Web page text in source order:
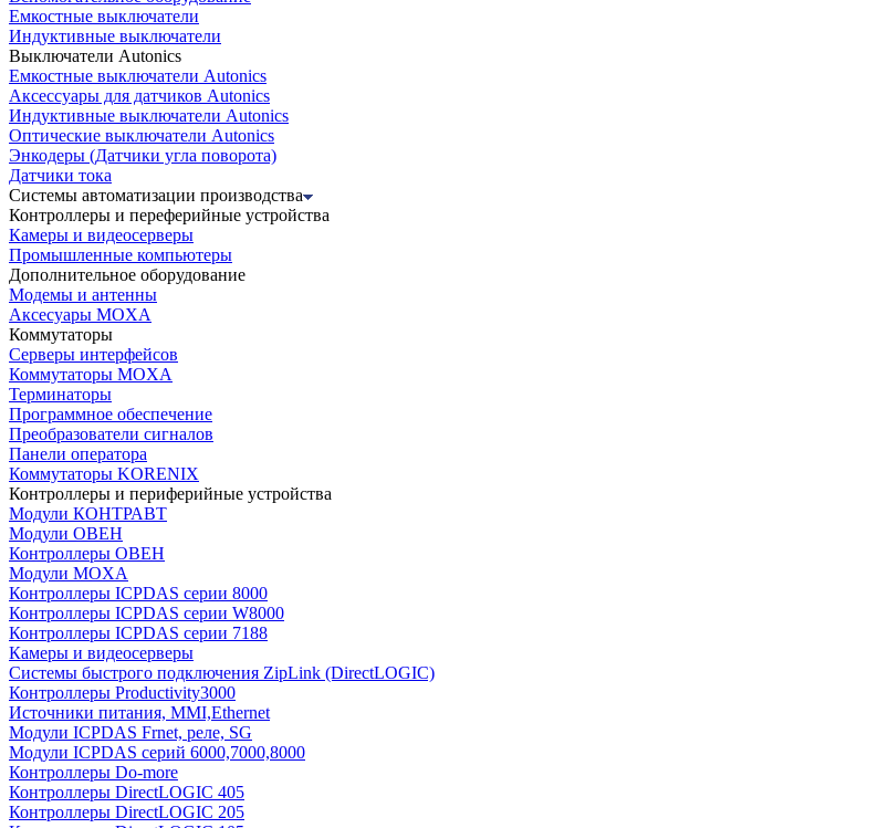
Емкостные выключатели
Индуктивные выключатели
Выключатели Autonics
Емкостные выключатели Autonics
Аксессуары для датчиков Autonics
Индуктивные выключатели Autonics
Оптические выключатели Autonics
Энкодеры (Датчики угла поворота)
Датчики тока
Системы автоматизации производства
Контроллеры и переферийные устройства
Камеры и видеосерверы
Промышленные компьютеры
Дополнительное оборудование
Модемы и антенны
Аксесуары MOXA
Коммутаторы
Серверы интерфейсов
Коммутаторы MOXA
Терминаторы
Программное обеспечение
Преобразователи сигналов
Панели оператора
Коммутаторы KORENIX
Контроллеры и периферийные устройства
Модули КОНТРАВТ
Модули ОВЕН
Контроллеры ОВЕН
Модули MOXA
Контроллеры ICPDAS серии 8000
Контроллеры ICPDAS серии W8000
Контроллеры ICPDAS серии 7188
Камеры и видеосерверы
Системы быстрого подключения ZipLink (DirectLOGIC)
Контроллеры Productivity3000
Источники питания, MMI,Ethernet
Модули ICPDAS Frnet, реле, SG
Модули ICPDAS серий 6000,7000,8000
Контроллеры Do-more
Контроллеры DirectLOGIC 405
Контроллеры DirectLOGIC 205